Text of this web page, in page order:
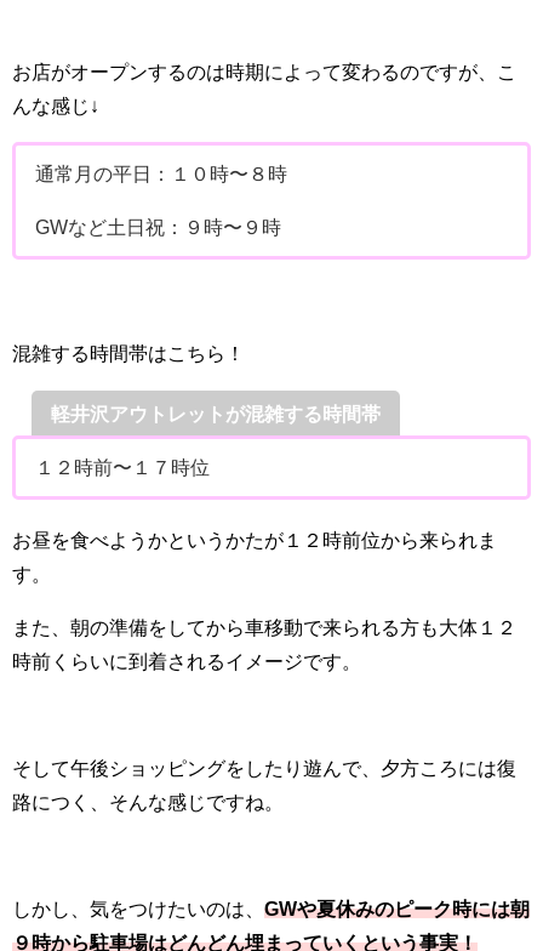
お店がオープンするのは時期によって変わるのですが、こ
んな感じ↓
通常月の平日：１０時〜８時
GWなど土日祝：９時〜９時
混雑する時間帯はこちら！
軽井沢アウトレットが混雑する時間帯
１２時前〜１７時位
お昼を食べようかというかたが１２時前位から来られま
す。
また、朝の準備をしてから車移動で来られる方も大体１２
時前くらいに到着されるイメージです。
そして午後ショッピングをしたり遊んで、夕方ころには復
路につく、そんな感じですね。
しかし、気をつけたいのは、 GWや夏休みのピーク時には朝
９時から駐車場はどんどん埋まっていくという事実！